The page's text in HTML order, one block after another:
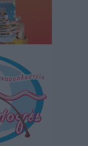
στο κάστρο
και
εφημέριος στον
Μιχαήλ